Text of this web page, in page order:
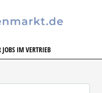
JOBS IM VERTRIEB